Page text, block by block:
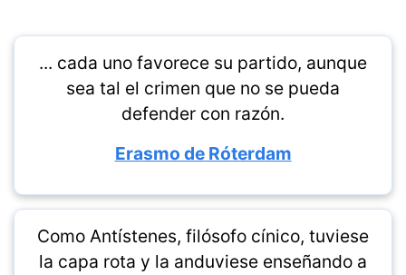
... cada uno favorece su partido, aunque
sea tal el crimen que no se pueda
defender con razón.
Erasmo de Róterdam
Como Antístenes, filósofo cínico, tuviese
la capa rota y la anduviese enseñando a